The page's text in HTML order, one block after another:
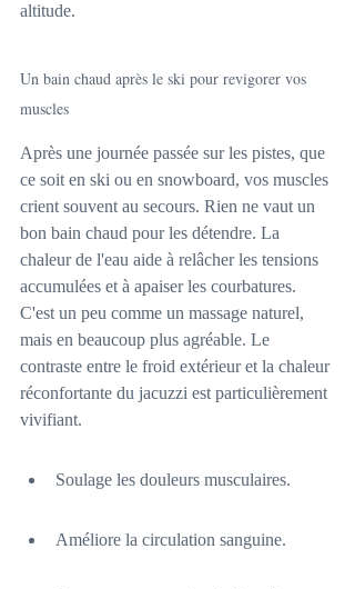
altitude.
Un bain chaud après le ski pour revigorer vos
muscles
Après une journée passée sur les pistes, que
ce soit en ski ou en snowboard, vos muscles
crient souvent au secours. Rien ne vaut un
bon bain chaud pour les détendre. La
chaleur de l'eau aide à relâcher les tensions
accumulées et à apaiser les courbatures.
C'est un peu comme un massage naturel,
mais en beaucoup plus agréable. Le
contraste entre le froid extérieur et la chaleur
réconfortante du jacuzzi est particulièrement
vivifiant.
Soulage les douleurs musculaires.
Améliore la circulation sanguine.